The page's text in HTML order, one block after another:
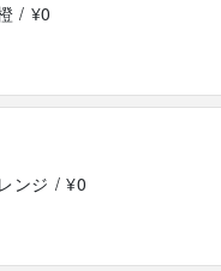
/ ¥0
ンジ / ¥0